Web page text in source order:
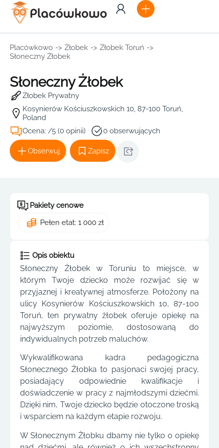
Placówkowo -> Żłobek -> Żłobek Toruń ->
Słoneczny Żłobek
Słoneczny Żłobek
Żłobek Prywatny
Kosynierów Kościuszkowskich 10, 87-100 Toruń,
Poland
Ocena: /5 (0 opinii)
0 obserwujących
Obserwuj Zapisz
Pakiety cenowe
Pełen etat: 1 000 zł
Opis obiektu
Słoneczny Żłobek w Toruniu to miejsce, w
którym Twoje dziecko może rozwijać się w
przyjaznej i kreatywnej atmosferze. Położony na
ulicy Kosynierów Kościuszkowskich 10, 87-100
Toruń, ten prywatny żłobek oferuje opiekę na
najwyższym poziomie, dostosowaną do
indywidualnych potrzeb maluchów.
Wykwalifikowana kadra pedagogiczna
Słonecznego Żłobka to pasjonaci swojej pracy,
posiadający odpowiednie kwalifikacje i
doświadczenie w pracy z najmłodszymi dziećmi.
Dzięki nim, Twoje dziecko będzie otoczone troską
i wsparciem na każdym etapie rozwoju.
W Słonecznym Żłobku dbamy nie tylko o opiekę